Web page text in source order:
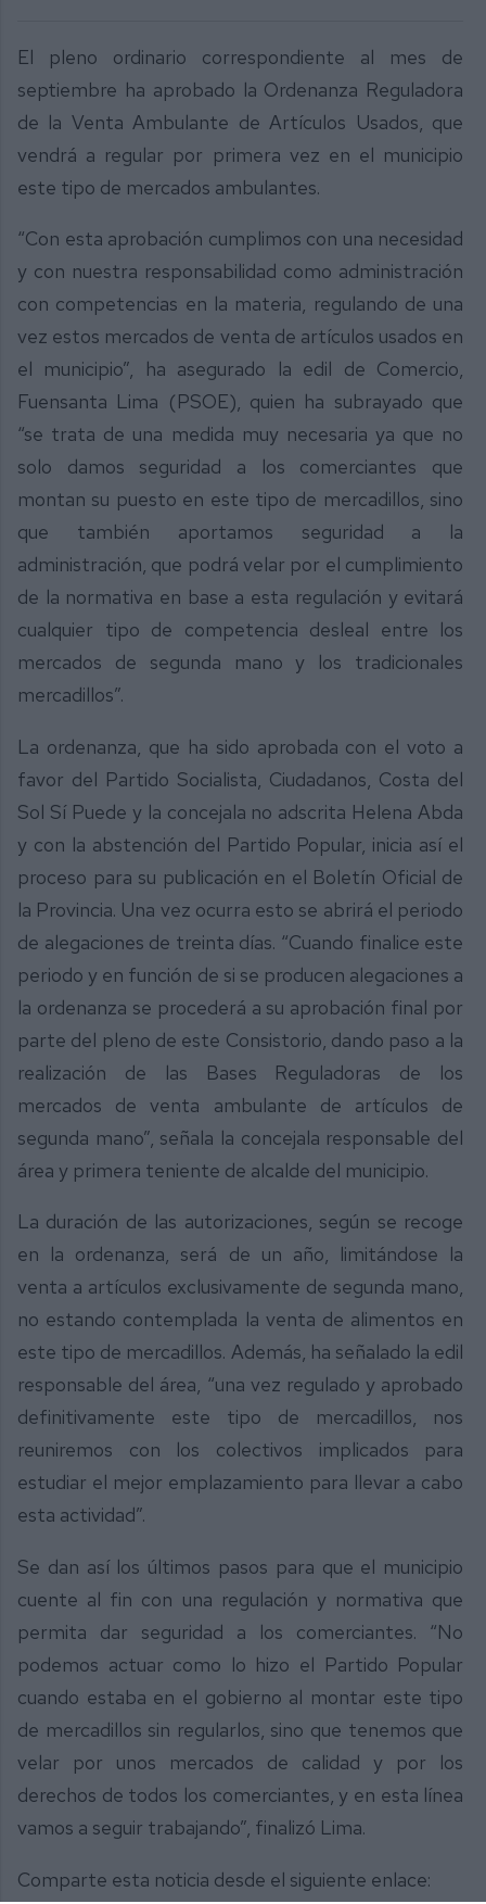
El pleno ordinario correspondiente al mes de
septiembre ha aprobado la Ordenanza Reguladora
de la Venta Ambulante de Artículos Usados, que
vendrá a regular por primera vez en el municipio
este tipo de mercados ambulantes.
“Con esta aprobación cumplimos con una necesidad
y con nuestra responsabilidad como administración
con competencias en la materia, regulando de una
vez estos mercados de venta de artículos usados en
el municipio”, ha asegurado la edil de Comercio,
Fuensanta Lima (PSOE), quien ha subrayado que
“se trata de una medida muy necesaria ya que no
solo damos seguridad a los comerciantes que
montan su puesto en este tipo de mercadillos, sino
que también aportamos seguridad a la
administración, que podrá velar por el cumplimiento
de la normativa en base a esta regulación y evitará
cualquier tipo de competencia desleal entre los
mercados de segunda mano y los tradicionales
mercadillos”.
La ordenanza, que ha sido aprobada con el voto a
favor del Partido Socialista, Ciudadanos, Costa del
Sol Sí Puede y la concejala no adscrita Helena Abda
y con la abstención del Partido Popular, inicia así el
proceso para su publicación en el Boletín Oficial de
la Provincia. Una vez ocurra esto se abrirá el periodo
de alegaciones de treinta días. “Cuando finalice este
periodo y en función de si se producen alegaciones a
la ordenanza se procederá a su aprobación final por
parte del pleno de este Consistorio, dando paso a la
realización de las Bases Reguladoras de los
mercados de venta ambulante de artículos de
segunda mano”, señala la concejala responsable del
área y primera teniente de alcalde del municipio.
La duración de las autorizaciones, según se recoge
en la ordenanza, será de un año, limitándose la
venta a artículos exclusivamente de segunda mano,
no estando contemplada la venta de alimentos en
este tipo de mercadillos. Además, ha señalado la edil
responsable del área, “una vez regulado y aprobado
definitivamente este tipo de mercadillos, nos
reuniremos con los colectivos implicados para
estudiar el mejor emplazamiento para llevar a cabo
esta actividad”.
Se dan así los últimos pasos para que el municipio
cuente al fin con una regulación y normativa que
permita dar seguridad a los comerciantes. “No
podemos actuar como lo hizo el Partido Popular
cuando estaba en el gobierno al montar este tipo
de mercadillos sin regularlos, sino que tenemos que
velar por unos mercados de calidad y por los
derechos de todos los comerciantes, y en esta línea
vamos a seguir trabajando”, finalizó Lima.
Comparte esta noticia desde el siguiente enlace: